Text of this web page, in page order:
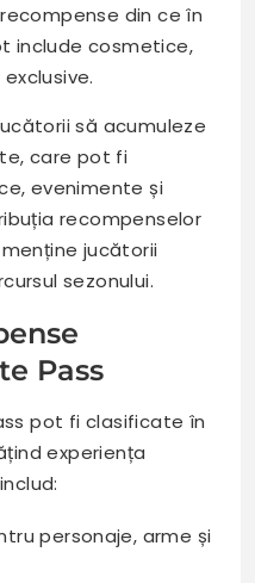
din ce în
include cosmetice,
să acumuleze
care pot fi
evenimente și
recompenselor
jucătorii
sezonului.
Pass
pot fi clasificate în
experiența
personaje, arme și